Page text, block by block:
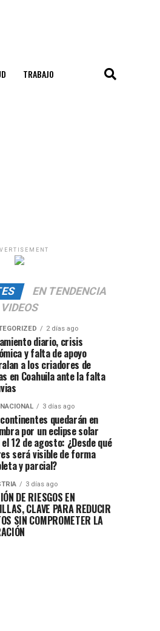
TRABAJO
EN TENDENCIA
VIDEOS
2 días ago
diario, crisis
y falta de apoyo
a los criadores de
en Coahuila ante la falta
3 días ago
quedarán en
por un eclipse solar
12 de agosto: ¿Desde qué
será visible de forma
y parcial?
3 días ago
DE RIESGOS EN
CLAVE PARA REDUCIR
SIN COMPROMETER LA